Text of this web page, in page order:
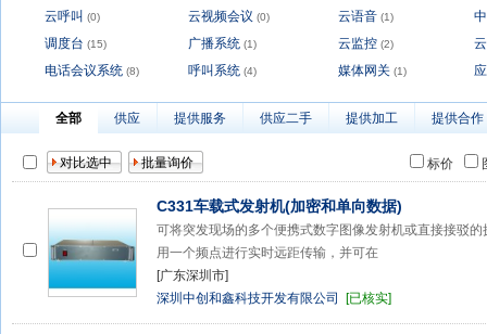
云呼叫 (0) 云视频会议 (0) 云语音 (1)
调度台 (15) 广播系统 (1) 云监控 (2)
电话会议系统 (8) 呼叫系统 (4) 媒体网关 (1)
全部 供应 提供服务 供应二手 提供加工 提供合作
标价
C331车载式发射机(加密和单向数据)
可将突发现场的多个便携式数字图像发射机或直接接驳
用一个频点进行实时远距传输，并可在
[广东深圳市]
深圳中创和鑫科技开发有限公司
[已核实]